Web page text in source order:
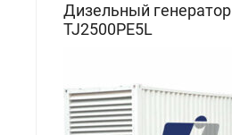
Дизельный генератор
TJ2500PE5L